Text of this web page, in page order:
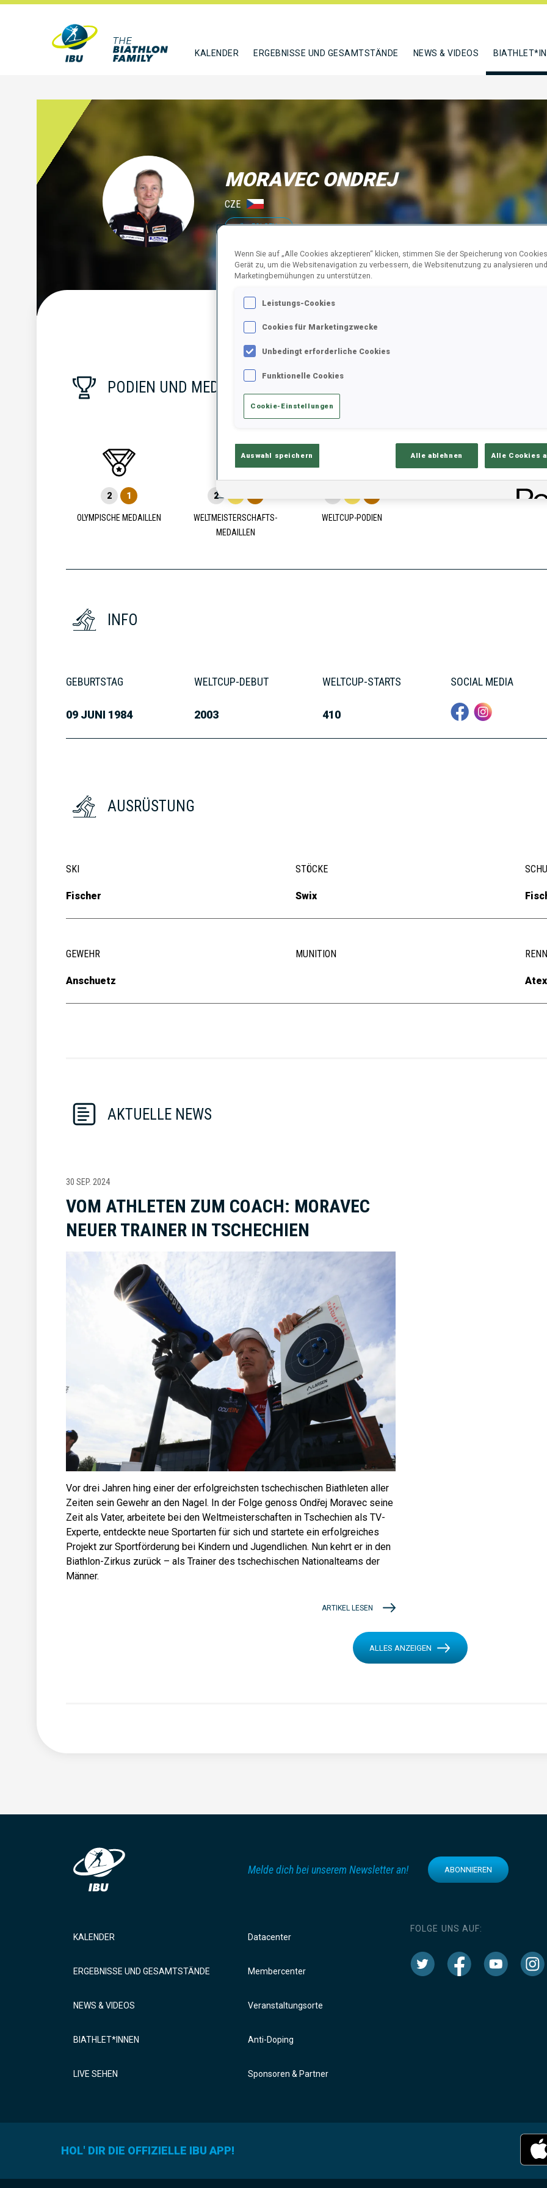
KALENDER ERGEBNISSE UND GESAMTSTÄNDE NEWS & VIDEOS
MORAVEC ONDREJ
CZE
FOLGEN
Statistik Ergebnisse und Gesamtstände
PODIEN UND MEDAILLEN
2 1
OLYMPISCHE MEDAILLEN
2
WELTMEISTERSCHAFTS-
MEDAILLEN
WELTCUP-PODIEN
INFO
GEBURTSTAG
09 JUNI 1984
WELTCUP-DEBUT
2003
WELTCUP-STARTS
410
SOCIAL MEDIA
AUSRÜSTUNG
SKI
Fischer
STÖCKE
Swix
GEWEHR
Anschuetz
MUNITION
Atex
AKTUELLE NEWS
30 SEP. 2024
VOM ATHLETEN ZUM COACH: MORAVEC
NEUER TRAINER IN TSCHECHIEN
Vor drei Jahren hing einer der erfolgreichsten tschechischen Biathleten aller
Zeiten sein Gewehr an den Nagel. In der Folge genoss Ondřej Moravec seine
Zeit als Vater, arbeitete bei den Weltmeisterschaften in Tschechien als TV-
Experte, entdeckte neue Sportarten für sich und startete ein erfolgreiches
Projekt zur Sportförderung bei Kindern und Jugendlichen. Nun kehrt er in den
Biathlon-Zirkus zurück – als Trainer des tschechischen Nationalteams der
Männer.
ARTIKEL LESEN
ALLES ANZEIGEN
Melde dich bei unserem Newsletter an! ABONNIEREN
KALENDER
ERGEBNISSE UND GESAMTSTÄNDE
NEWS & VIDEOS
BIATHLET*INNEN
LIVE SEHEN
Datacenter
Membercenter
Veranstaltungsorte
Anti-Doping
Sponsoren & Partner
FOLGE UNS AUF:
HOL' DIR DIE OFFIZIELLE IBU APP!
Wenn Sie auf „Alle Cookies akzeptieren“ klicken, stimmen Sie der Speicherung von
Gerät zu, um die Websitenavigation zu verbessern, die Websitenutzung zu analysieren
Marketingbemühungen zu unterstützen.
Leistungs-Cookies
Cookies für Marketingzwecke
Unbedingt erforderliche Cookies
Funktionelle Cookies
Cookie-Einstellungen
Auswahl speichern Alle ablehnen Alle Cookies